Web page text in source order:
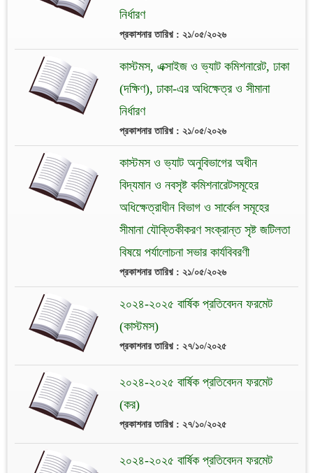
নির্ধারণ
প্রকাশনার তারিখ় : ২১/০৫/২০২৬
কাস্টমস, এক্সাইজ ও ভ্যাট কমিশনারেট, ঢাকা
(দক্ষিণ), ঢাকা-এর অধিক্ষেত্র ও সীমানা
নির্ধারণ
প্রকাশনার তারিখ় : ২১/০৫/২০২৬
কাস্টমস ও ভ্যাট অনুবিভাগের অধীন
বিদ্যমান ও নবসৃষ্ট কমিশনারেটসমূহের
অধিক্ষেত্রাধীন বিভাগ ও সার্কেল সমূহের
সীমানা যৌক্তিকীকরণ সংক্রান্ত সৃষ্ট জটিলতা
বিষয়ে পর্যালোচনা সভার কার্যবিবরণী
প্রকাশনার তারিখ় : ২১/০৫/২০২৬
২০২৪-২০২৫ বার্ষিক প্রতিবেদন ফরমেট
(কাস্টমস)
প্রকাশনার তারিখ় : ২৭/১০/২০২৫
২০২৪-২০২৫ বার্ষিক প্রতিবেদন ফরমেট
(কর)
প্রকাশনার তারিখ় : ২৭/১০/২০২৫
২০২৪-২০২৫ বার্ষিক প্রতিবেদন ফরমেট